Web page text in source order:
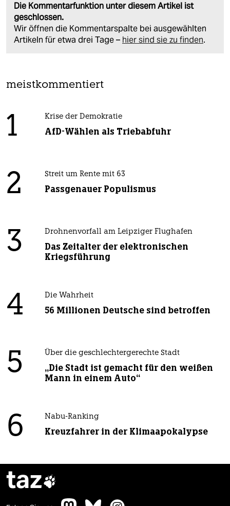
Die Kommentarfunktion unter diesem Artikel ist
geschlossen.
Wir öffnen die Kommentarspalte bei ausgewählten
Artikeln für etwa drei Tage – hier sind sie zu finden.
meistkommentiert
1 Krise der Demokratie
AfD-Wählen als Triebabfuhr
2 Streit um Rente mit 63
Passgenauer Populismus
3 Drohnenvorfall am Leipziger Flughafen
Das Zeitalter der elektronischen
Kriegsführung
4 Die Wahrheit
56 Millionen Deutsche sind betroffen
5 Über die geschlechtergerechte Stadt
„Die Stadt ist gemacht für den weißen
Mann in einem Auto“
6 Nabu-Ranking
Kreuzfahrer in der Klimaapokalypse
taz